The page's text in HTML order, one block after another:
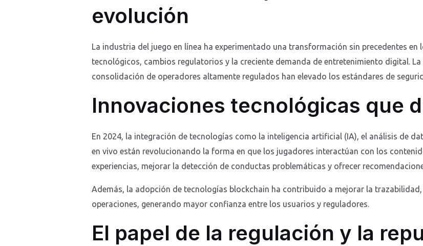
evolución
La industria del juego en línea ha experimentado una transformación sin precedentes
tecnológicos, cambios regulatorios y la creciente demanda de entretenimiento digital.
consolidación de operadores altamente regulados han elevado los estándares de
Innovaciones tecnológicas que
En 2024, la integración de tecnologías como la inteligencia artificial (IA), el análisis de
en vivo están revolucionando la forma en que los jugadores interactúan con los
experiencias, mejorar la detección de conductas problemáticas y ofrecer
Además, la adopción de tecnologías blockchain ha contribuido a mejorar la
operaciones, generando mayor confianza entre los usuarios y reguladores.
El papel de la regulación y la